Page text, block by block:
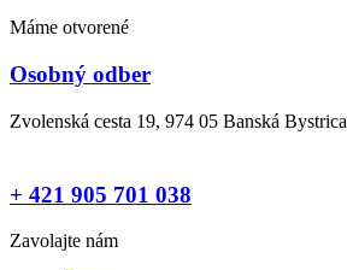
Máme otvorené
Osobný odber
Zvolenská cesta 19, 974 05 Banská Bystrica
+ 421 905 701 038
Zavolajte nám